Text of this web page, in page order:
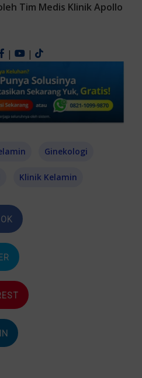
Tim Medis Klinik Apollo
| |
Ginekologi
Klinik Kelamin